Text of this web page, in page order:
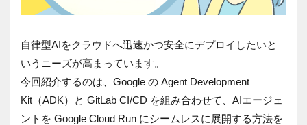
自律型AIをクラウドへ迅速かつ安全にデプロイしたいと
いうニーズが高まっています。
今回紹介するのは、Google の Agent Development
Kit（ADK）と GitLab CI/CD を組み合わせて、AIエージェ
ントを Google Cloud Run にシームレスに展開する方法を